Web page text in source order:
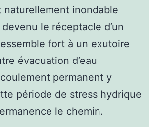
naturellement inondable
devenu le réceptacle d’un
fort à un exutoire
évacuation d’eau
permanent y
période de stress hydrique
le chemin.